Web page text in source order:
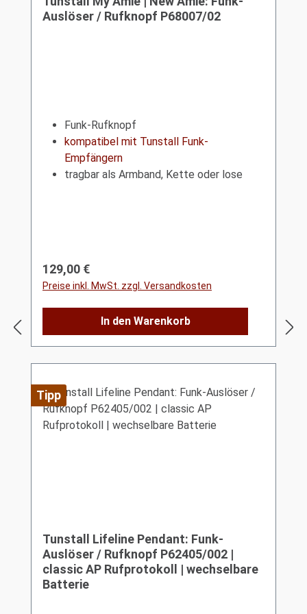
Auslöser / Rufknopf P68007/02
Funk-Rufknopf
kompatibel mit Tunstall Funk-
Empfängern
tragbar als Armband, Kette oder lose
Regulärer Preis:
129,00 €
Preise inkl. MwSt. zzgl. Versandkosten
In den Warenkorb
Tipp
Tunstall Lifeline Pendant: Funk-
Auslöser / Rufknopf P62405/002 |
classic AP Rufprotokoll | wechselbare
Batterie